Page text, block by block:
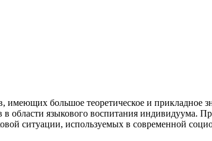
большое теоретическое и прикладное
области языкового воспитания индивидуума.
ситуации, используемых в современной